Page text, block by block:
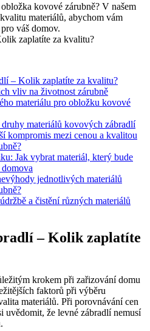
kovové zárubně? V našem
materiálů, abychom vám
váš domov.
– Kolik zaplatíte za kvalitu?
vliv na životnost zárubně
materiálu pro obložku kovové
materiálů kovových zábradlí
kompromis mezi cenou a kvalitou
Jak vybrat materiál, který bude
jednotlivých materiálů
a čistění různých materiálů
– Kolik zaplatíte
krokem při zařizování domu
faktorů při výběru
materiálů. Při porovnávání cen
uvědomit, že levné zábradlí nemusí